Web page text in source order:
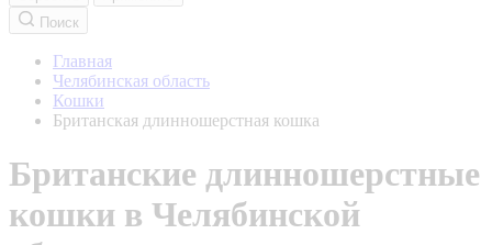
Поиск
Главная
Челябинская область
Кошки
Британская длинношерстная кошка
Британские длинношерстные
кошки в Челябинской